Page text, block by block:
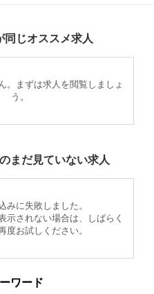
同じオススメ求人
。まずは求人を閲覧しましょ
う。
まだ見ていない求人
みに失敗しました。
示されない場合は、しばらく
度お試しください。
ワード